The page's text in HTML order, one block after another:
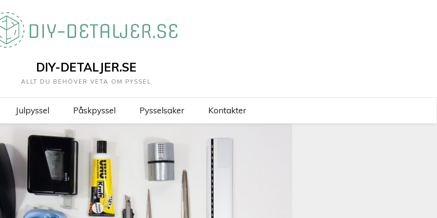
DIY-DETALJER.SE
ALLT DU BEHÖVER VETA OM PYSSEL
Julpyssel Påskpyssel Pysselsaker Kontakter